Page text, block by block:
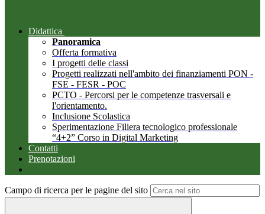
Didattica
Panoramica
Offerta formativa
I progetti delle classi
Progetti realizzati nell'ambito dei finanziamenti PON -
FSE - FESR - POC
PCTO - Percorsi per le competenze trasversali e
l'orientamento.
Inclusione Scolastica
Sperimentazione Filiera tecnologico professionale
“4+2” Corso in Digital Marketing
Contatti
Prenotazioni
Campo di ricerca per le pagine del sito